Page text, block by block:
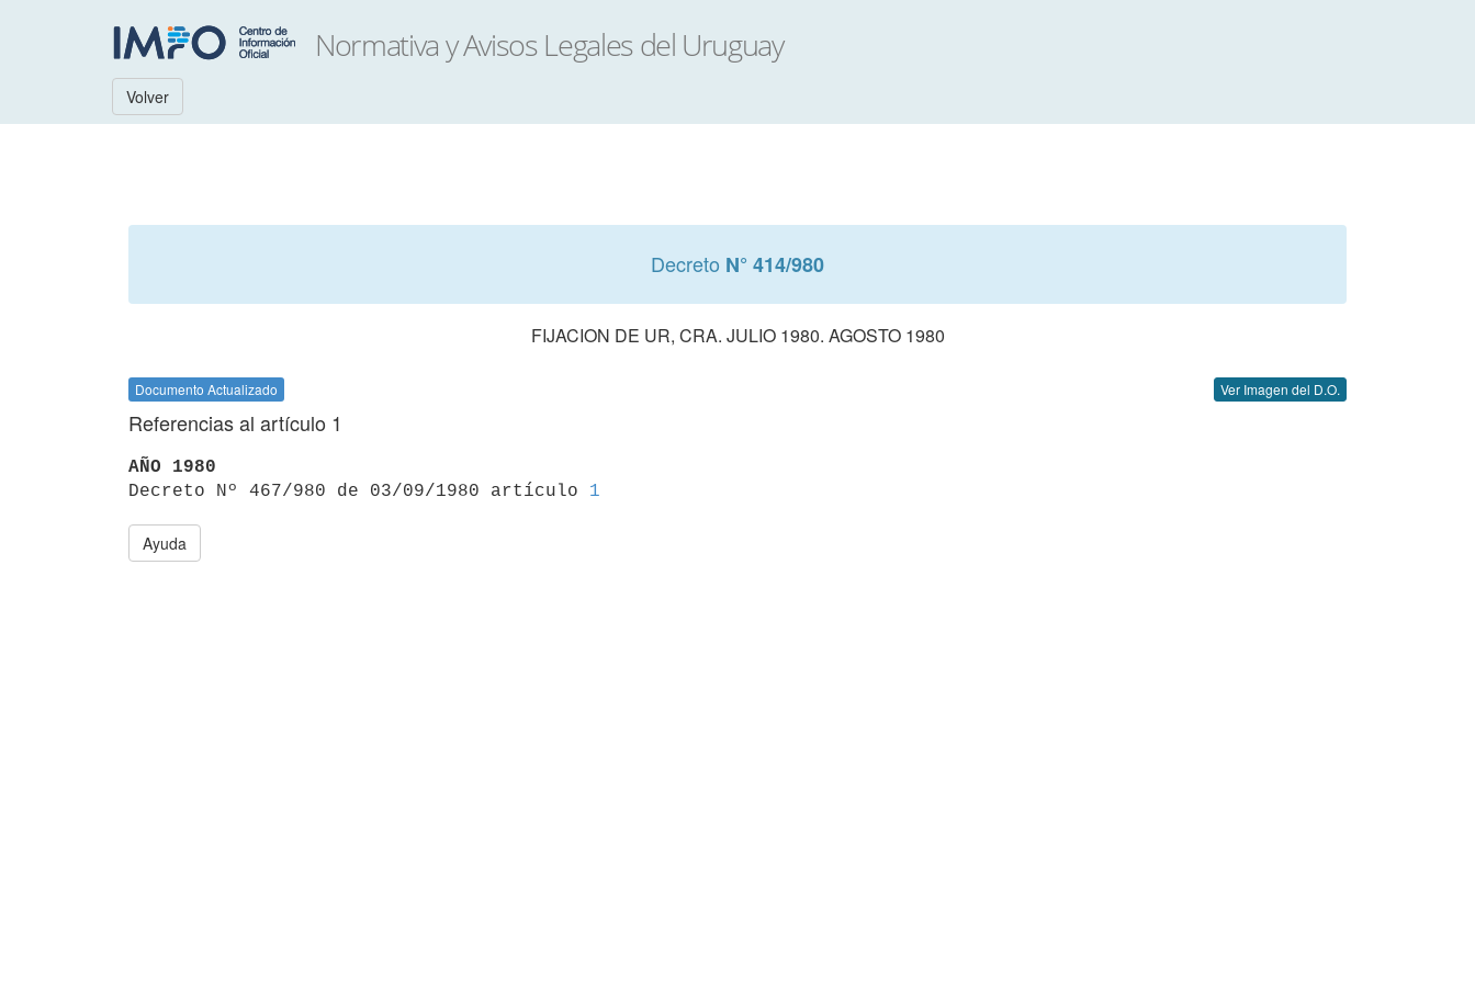
Volver
Decreto N° 414/980
FIJACION DE UR, CRA. JULIO 1980. AGOSTO 1980
Documento Actualizado Ver Imagen del D.O.
Referencias al artículo 1
AÑO 1980
Decreto Nº 467/980 de 03/09/1980 artículo 1
Ayuda